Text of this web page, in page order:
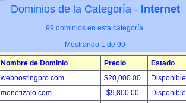
Dominios de la Categoría - Internet
99 dominios en esta categoría.
Mostrando 1 de 99
Nombre de Dominio Precio
Estado
webhostingpro.com
$20,000.00
Disponible
monetizalo.com
$9,800.00
Disponible